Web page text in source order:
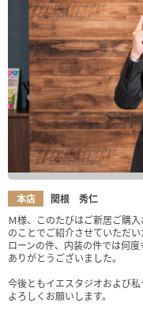
本店
関根 秀仁
Ｍ様、このたびはご新居ご購
のことでご紹介させていただい
ローンの件、内装の件では何
ありがとうございました。
今後ともイエスタジオおよび私
よろしくお願いします。